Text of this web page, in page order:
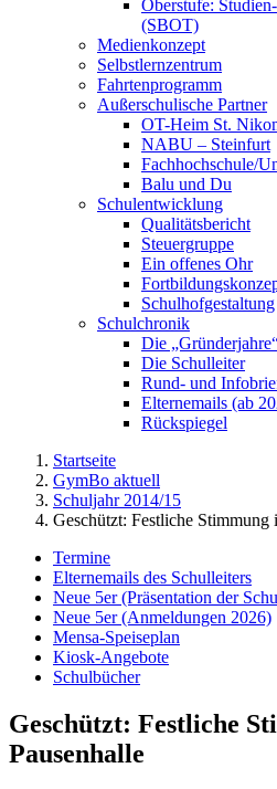
Oberstufe:
(SBOT)
Medienkonzept
Selbstlernzentrum
Fahrtenprogramm
Außerschulische Partner
OT-Heim St.
NABU – Steinfurt
Fachhochschule/
Balu und Du
Schulentwicklung
Qualitätsbericht
Steuergruppe
Ein offenes Ohr
Schulhofgestaltung
Schulchronik
Die
Die Schulleiter
Rund- und
Elternemails (ab
Rückspiegel
Startseite
GymBo aktuell
Schuljahr 2014/15
Geschützt: Festliche Stimmung
Termine
Elternemails des Schulleiters
Neue 5er (Präsentation der
Neue 5er (Anmeldungen 2026)
Mensa-Speiseplan
Kiosk-Angebote
Schulbücher
Geschützt: Festliche
Pausenhalle